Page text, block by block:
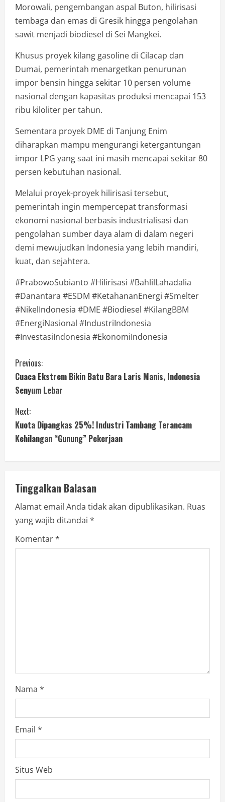
Morowali, pengembangan aspal Buton, hilirisasi
tembaga dan emas di Gresik hingga pengolahan
sawit menjadi biodiesel di Sei Mangkei.
Khusus proyek kilang gasoline di Cilacap dan
Dumai, pemerintah menargetkan penurunan
impor bensin hingga sekitar 10 persen volume
nasional dengan kapasitas produksi mencapai 153
ribu kiloliter per tahun.
Sementara proyek DME di Tanjung Enim
diharapkan mampu mengurangi ketergantungan
impor LPG yang saat ini masih mencapai sekitar 80
persen kebutuhan nasional.
Melalui proyek-proyek hilirisasi tersebut,
pemerintah ingin mempercepat transformasi
ekonomi nasional berbasis industrialisasi dan
pengolahan sumber daya alam di dalam negeri
demi mewujudkan Indonesia yang lebih mandiri,
kuat, dan sejahtera.
#PrabowoSubianto #Hilirisasi #BahlilLahadalia
#Danantara #ESDM #KetahananEnergi #Smelter
#NikelIndonesia #DME #Biodiesel #KilangBBM
#EnergiNasional #IndustriIndonesia
#InvestasiIndonesia #EkonomiIndonesia
Previous:
Cuaca Ekstrem Bikin Batu Bara Laris Manis, Indonesia
Senyum Lebar
Next:
Kuota Dipangkas 25%! Industri Tambang Terancam
Kehilangan “Gunung” Pekerjaan
Tinggalkan Balasan
Alamat email Anda tidak akan dipublikasikan. Ruas
yang wajib ditandai *
Komentar*
Nama *
Email *
Situs Web